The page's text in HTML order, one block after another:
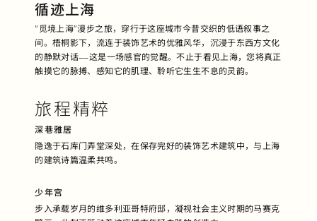
循迹上海
“觅境上海”漫步之旅，穿行于这座城市今昔交织的低语叙事之
间。梧桐影下，流连于装饰艺术的优雅风华，沉浸于东西方文化
的静默对话——这是一场感官的觉醒。不止于看见上海，您将真正
触摸它的脉搏、感知它的肌理、聆听它生生不息的灵韵。
旅程精粹
深巷雅居
隐逸于石库门弄堂深处，在保存完好的装饰艺术建筑中，与上海
的建筑诗篇温柔共鸣。
少年宫
步入承载岁月的维多利亚哥特府邸，凝视社会主义时期的马赛克